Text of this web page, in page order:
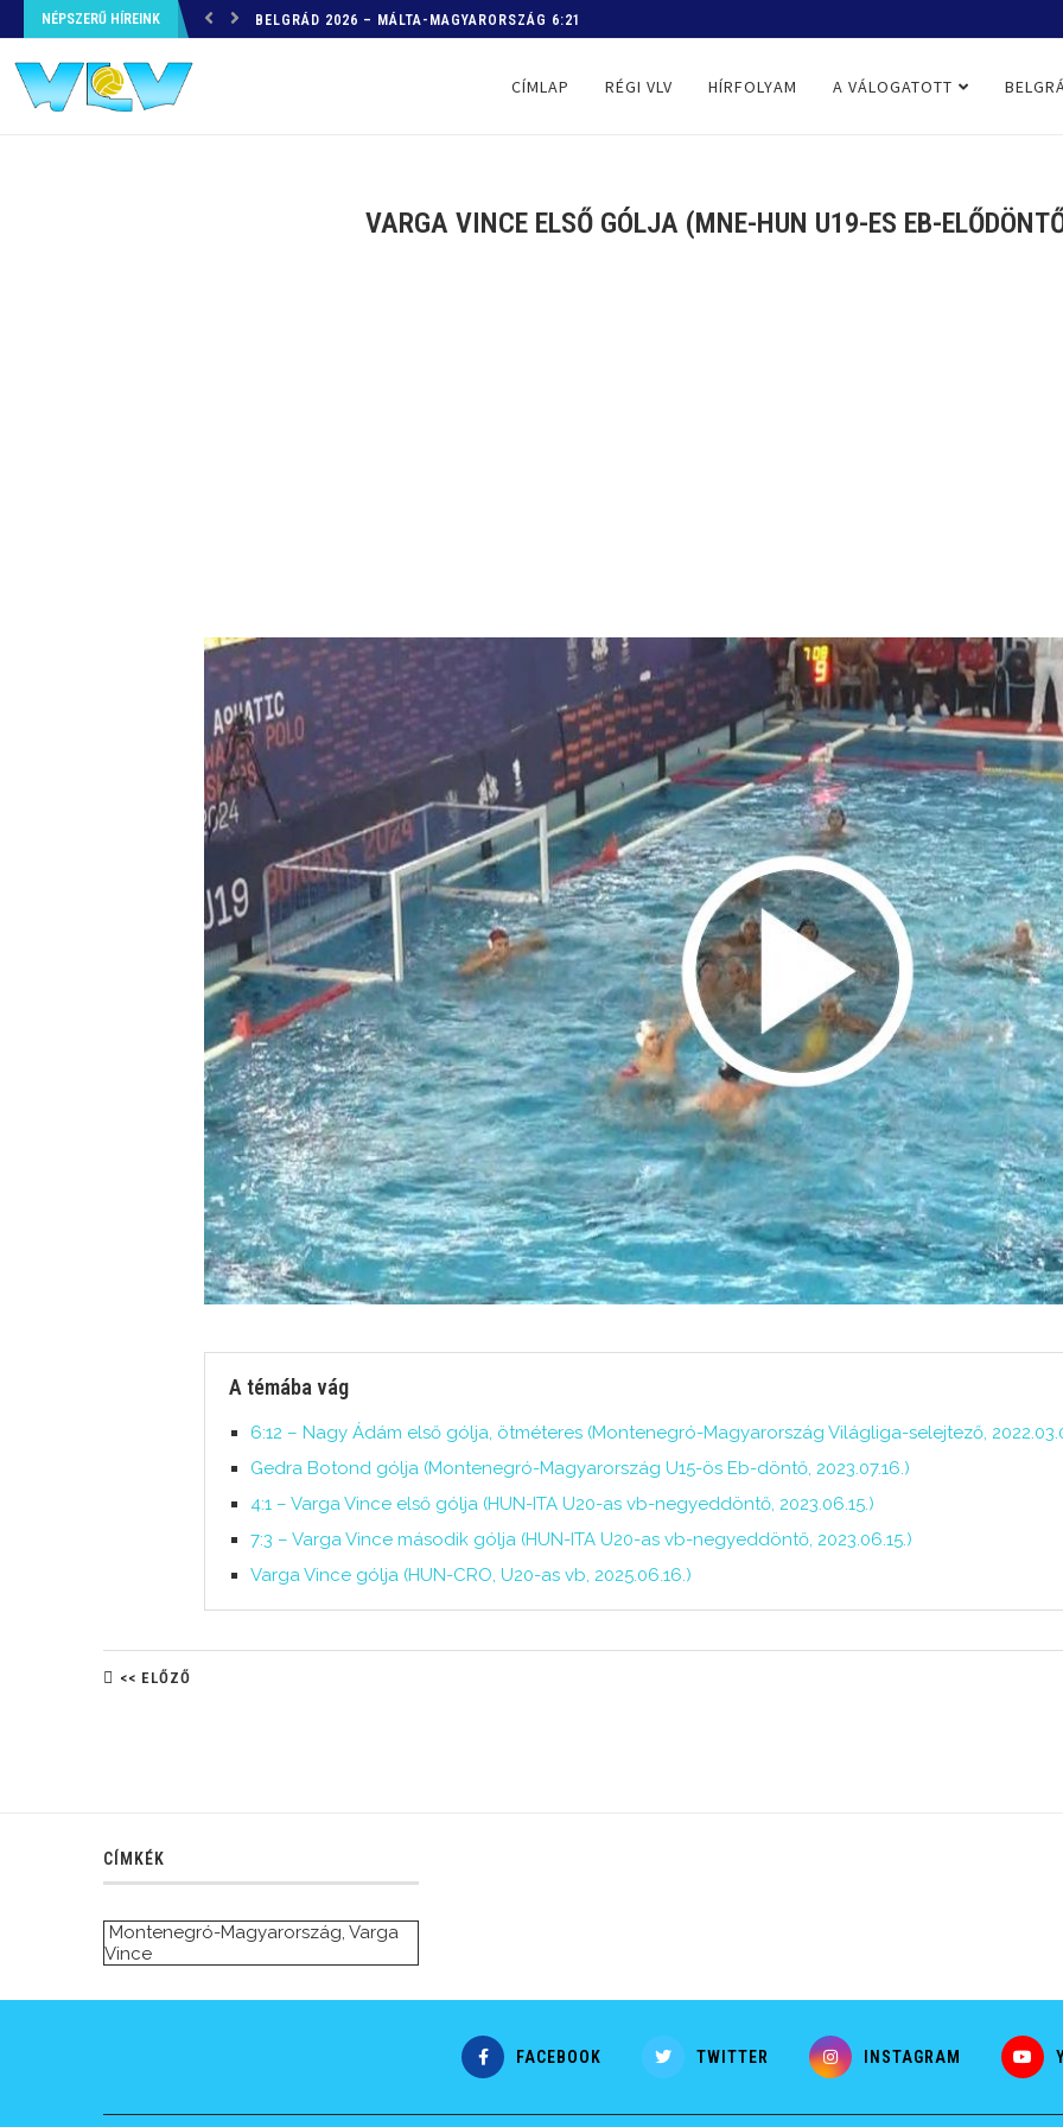
NÉPSZERŰ HÍREINK HELYZETKÉP AZ EB-RŐL – A TOVÁBBI PROGRAM
CÍMLAP RÉGI VLV HÍRFOLYAM A VÁLOGATOTT
VARGA VINCE ELSŐ GÓLJA (MNE-HUN U19-ES EB-
A témába vág
6:12 – Nagy Ádám első gólja, ötméteres (Montenegró-Magyarország Világliga-selejtező,
Gedra Botond gólja (Montenegró-Magyarország U15-ös Eb-döntő, 2023.07.16.)
4:1 – Varga Vince első gólja (HUN-ITA U20-as vb-negyeddöntő, 2023.06.15.)
7:3 – Varga Vince második gólja (HUN-ITA U20-as vb-negyeddöntő, 2023.06.15.)
Varga Vince gólja (HUN-CRO, U20-as vb, 2025.06.16.)
<< ELŐZŐ
CÍMKÉK
Montenegró-Magyarország, Varga
Vince
FACEBOOK TWITTER INSTAGRAM